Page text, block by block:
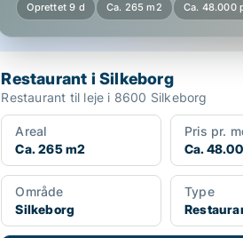
Oprettet 9 d Ca. 265 m2 Ca. 48.000
Restaurant i Silkeborg
Restaurant til leje i 8600 Silkeborg
Areal
Ca. 265 m2
Pris pr.
Ca.
Område
Silkeborg
Type